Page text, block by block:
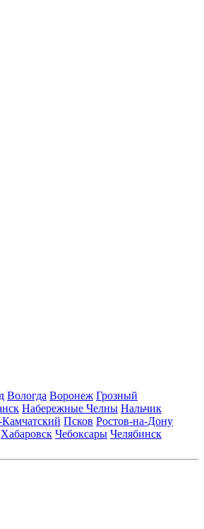
Вологда Воронеж Грозный
Набережные Челны Нальчик
Псков Ростов-на-Дону
Хабаровск Чебоксары Челябинск